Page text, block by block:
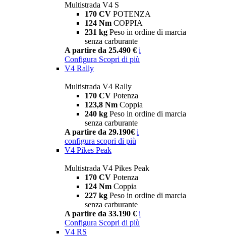
Multistrada V4 S
170 CV POTENZA
124 Nm COPPIA
231 kg Peso in ordine di marcia
senza carburante
A partire da 25.490 € i
Configura Scopri di più
V4 Rally
Multistrada V4 Rally
170 CV Potenza
123,8 Nm Coppia
240 kg Peso in ordine di marcia
senza carburante
A partire da 29.190€ i
configura scopri di più
V4 Pikes Peak
Multistrada V4 Pikes Peak
170 CV Potenza
124 Nm Coppia
227 kg Peso in ordine di marcia
senza carburante
A partire da 33.190 € i
Configura Scopri di più
V4 RS